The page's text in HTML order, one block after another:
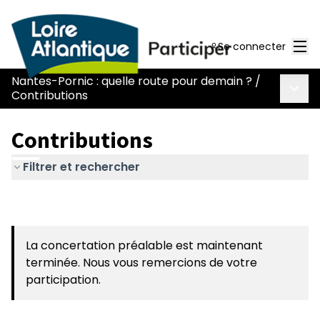
Se connecter
Nantes-Pornic : quelle route pour demain ? /
Contributions
Contributions
Filtrer et rechercher
La concertation préalable est maintenant
terminée. Nous vous remercions de votre
participation.